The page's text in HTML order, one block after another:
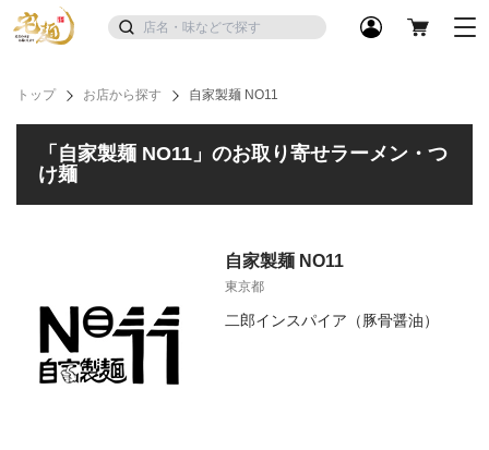
トップ お店から探す 自家製麺 NO11
「自家製麺 NO11」のお取り寄せラーメン・つ
け麺
自家製麺 NO11
東京都
二郎インスパイア（豚骨醤油）